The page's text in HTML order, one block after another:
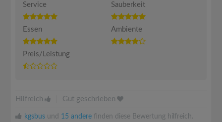
Service
Sauberkeit
Essen Ambiente
Preis/Leistung
Hilfreich Gut geschrieben
kgsbus und 15 andere finden diese Bewertung hilfreich.